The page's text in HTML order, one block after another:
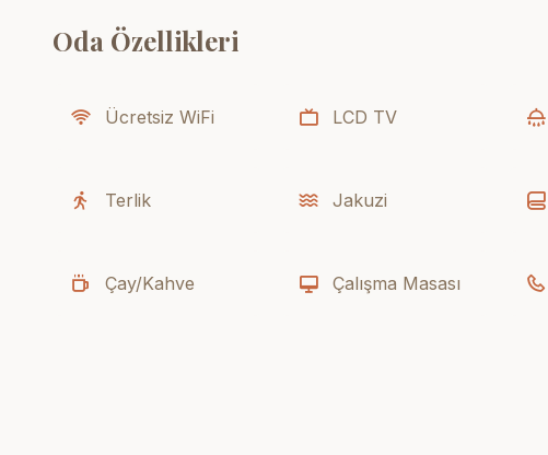
Oda Özellikleri
Ücretsiz WiFi LCD TV
Terlik Jakuzi
Çay/Kahve Çalışma Masası